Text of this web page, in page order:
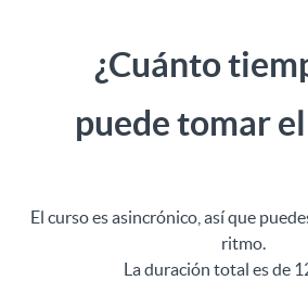
¿Cuánto
puede tomar
El curso es asincrónico, así que
ritmo.
La duración total es de